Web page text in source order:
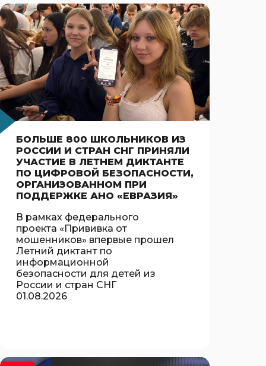
БОЛЬШЕ 800 ШКОЛЬНИКОВ ИЗ
РОССИИ И СТРАН СНГ ПРИНЯЛИ
УЧАСТИЕ В ЛЕТНЕМ ДИКТАНТЕ
ПО ЦИФРОВОЙ БЕЗОПАСНОСТИ,
ОРГАНИЗОВАННОМ ПРИ
ПОДДЕРЖКЕ АНО «ЕВРАЗИЯ»
В рамках федерального
проекта «Прививка от
мошенников» впервые прошел
Летний диктант по
информационной
безопасности для детей из
России и стран СНГ
01.08.2026